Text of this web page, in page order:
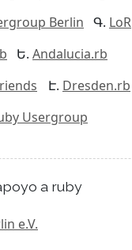
Berlin
LoR
Andalucia.rb
Dresden.rb
Usergroup
a ruby
e.V.